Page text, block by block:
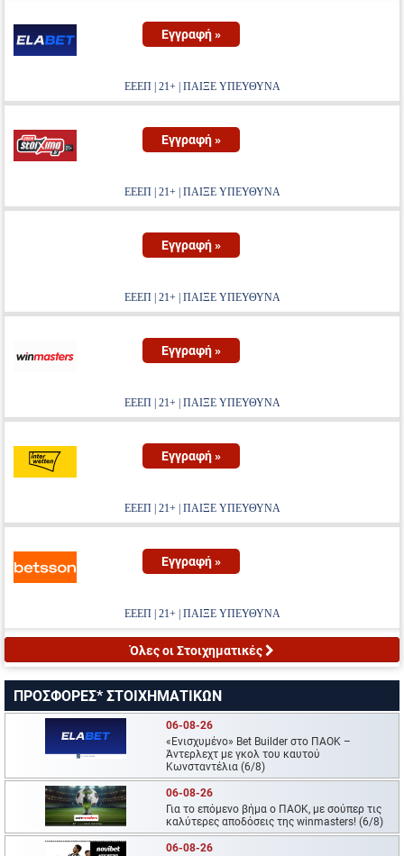
Εγγραφή »
ΕΕΕΠ | 21+ | ΠΑΙΞΕ ΥΠΕΥΘΥΝΑ
Εγγραφή »
ΕΕΕΠ | 21+ | ΠΑΙΞΕ ΥΠΕΥΘΥΝΑ
Εγγραφή »
ΕΕΕΠ | 21+ | ΠΑΙΞΕ ΥΠΕΥΘΥΝΑ
Εγγραφή »
ΕΕΕΠ | 21+ | ΠΑΙΞΕ ΥΠΕΥΘΥΝΑ
Εγγραφή »
ΕΕΕΠ | 21+ | ΠΑΙΞΕ ΥΠΕΥΘΥΝΑ
Εγγραφή »
ΕΕΕΠ | 21+ | ΠΑΙΞΕ ΥΠΕΥΘΥΝΑ
Όλες οι Στοιχηματικές
ΠΡΟΣΦΟΡΕΣ* ΣΤΟΙΧΗΜΑΤΙΚΩΝ
06-08-26
«Ενισχυμένο» Bet Builder στο ΠΑΟΚ –
Άντερλεχτ με γκολ του καυτού
Κωνσταντέλια (6/8)
06-08-26
Για το επόμενο βήμα ο ΠΑΟΚ, με σούπερ τις
καλύτερες αποδόσεις της winmasters! (6/8)
06-08-26